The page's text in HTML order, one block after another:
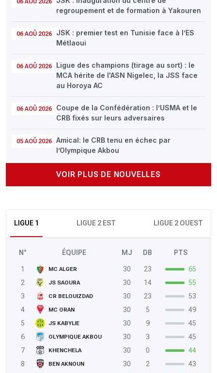
06 AOÛ 2026
regroupement et de formation à Yakouren
06 AOÛ 2026
JSK : premier test en Tunisie face à l’ES
Métlaoui
06 AOÛ 2026
Ligue des champions (tirage au sort) : le
MCA hérite de l'ASN Nigelec, la JSS face
au Horoya AC
06 AOÛ 2026
Coupe de la Confédération : l’USMA et le
CRB fixés sur leurs adversaires
05 AOÛ 2026
Amical: le CRB tenu en échec par
l’Olympique Akbou
VOIR PLUS DE NOUVELLES
LIGUE 1 LIGUE 2 EST LIGUE 2 OUEST
N° ÉQUIPE MJ DB PTS
1 MC ALGER 30 23
65
2
JS SAOURA 30 14
55
3
CR BELOUIZDAD 30 23
53
4
MC ORAN 30 5
49
5
JS KABYLIE 30 9
45
6
OLYMPIQUE AKBOU 30 3
45
7
KHENCHELA 30 0
44
8
BEN AKNOUN 30 2
43